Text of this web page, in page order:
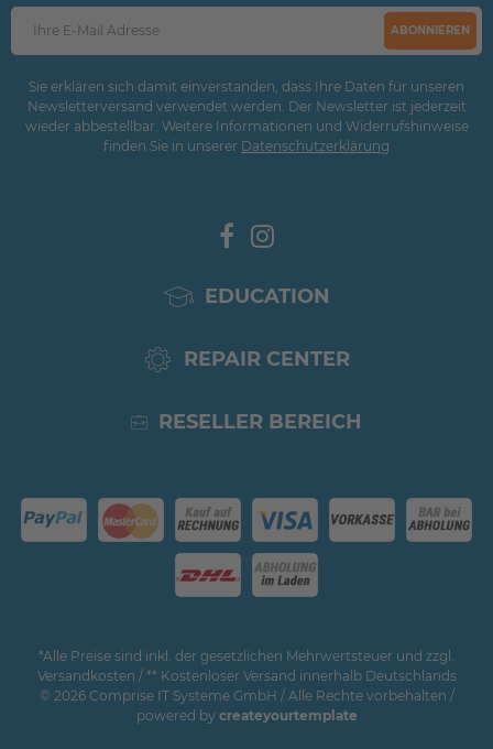
ABONNIEREN
Sie erklären sich damit einverstanden, dass Ihre Daten für unseren
Newsletterversand verwendet werden. Der Newsletter ist jederzeit
wieder abbestellbar. Weitere Informationen und Widerrufshinweise
finden Sie in unserer Daten­schutz­erklärung
EDUCATION
REPAIR CENTER
RESELLER BEREICH
*Alle Preise sind inkl. der gesetzlichen Mehrwertsteuer und zzgl.
Versandkosten / ** Kostenloser Versand innerhalb Deutschlands
© 2026 Comprise IT Systeme GmbH / Alle Rechte vorbehalten /
powered by createyourtemplate